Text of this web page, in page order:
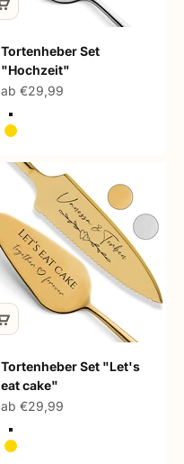
Tortenheber Set
"Hochzeit"
Angebot
ab €29,99
Silber
Gold
Tortenheber Set "Let's
eat cake"
Angebot
ab €29,99
Silber
Gold